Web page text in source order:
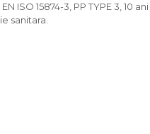
ISO 15874-3, PP TYPE 3, 10
sanitara.